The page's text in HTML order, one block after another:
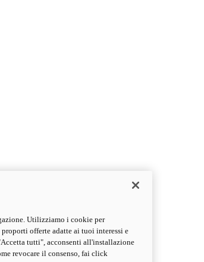
Utilizziamo i cookie per
offerte adatte ai tuoi interessi e
tutti", acconsenti all'installazione
revocare il consenso, fai click